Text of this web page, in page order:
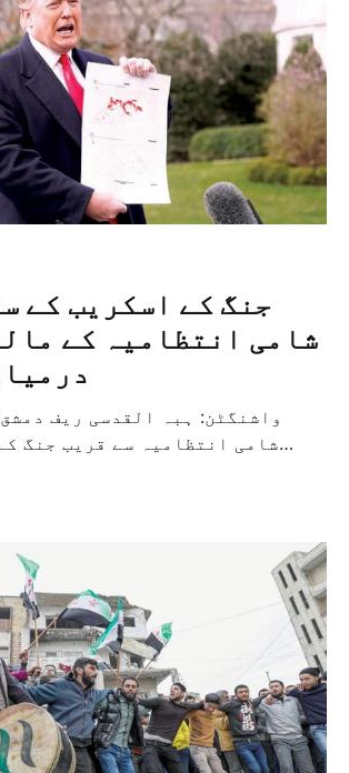
جنگ کے اسکریب کے
شامی انتظامیہ کے
واشنگٹن: ہبہ القدسی ریف
شامی انتظامیہ سے قریب جنگ
بنانے کی کاروائی کے سلسلہ میں